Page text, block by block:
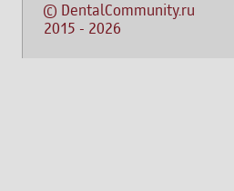
© DentalCommunity.ru
2015 - 2026